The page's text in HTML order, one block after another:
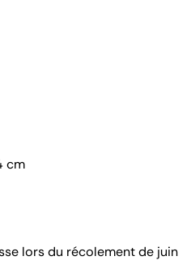
cm
lors du récolement de juin